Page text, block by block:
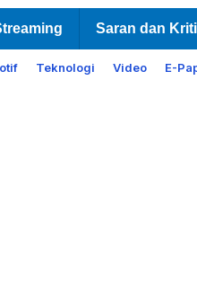
Saran dan
Teknologi Video E-